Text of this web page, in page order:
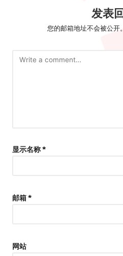
发表
您的邮箱地址不会被公开。
显示名称*
邮箱*
网站